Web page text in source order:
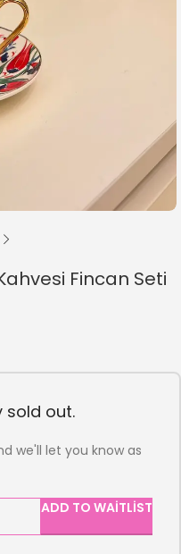
Fincan Seti
sold out.
we'll let you know as
ADD TO WAITLIST